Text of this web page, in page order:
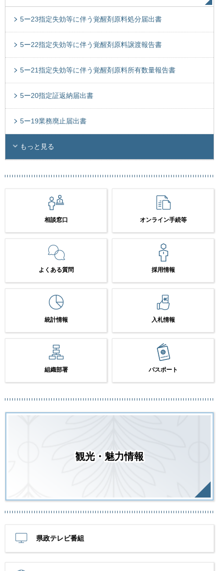
5ー23指定失効等に伴う覚醒剤原料処分届出書
5ー22指定失効等に伴う覚醒剤原料譲渡報告書
5ー21指定失効等に伴う覚醒剤原料所有数量報告書
5ー20指定証返納届出書
5ー19業務廃止届出書
もっと見る
相談窓口 オンライン手続等
よくある質問 採用情報
統計情報 入札情報
組織部署 パスポート
観光・魅力情報
県政テレビ番組